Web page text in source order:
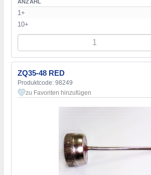
ANZAHL
1+
10+
ZQ35-48 RED
Produktcode: 98249
zu Favoriten hinzufügen